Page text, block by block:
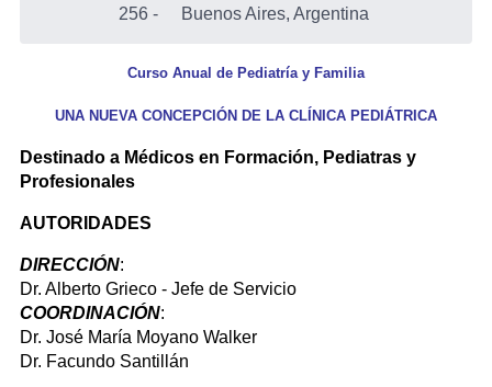
256 -
Buenos Aires, Argentina
Curso Anual de Pediatría y Familia
UNA NUEVA CONCEPCIÓN DE LA CLÍNICA PEDIÁTRICA
Destinado a Médicos en Formación, Pediatras y
Profesionales
AUTORIDADES
DIRECCIÓN:
Dr. Alberto Grieco - Jefe de Servicio
COORDINACIÓN:
Dr. José María Moyano Walker
Dr. Facundo Santillán